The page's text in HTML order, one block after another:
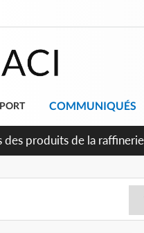
COMMUNIQUÉS
du 10 au 31 août 2026